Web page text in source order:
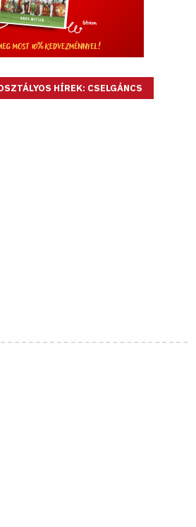
HÍREK: CSELGÁNCS